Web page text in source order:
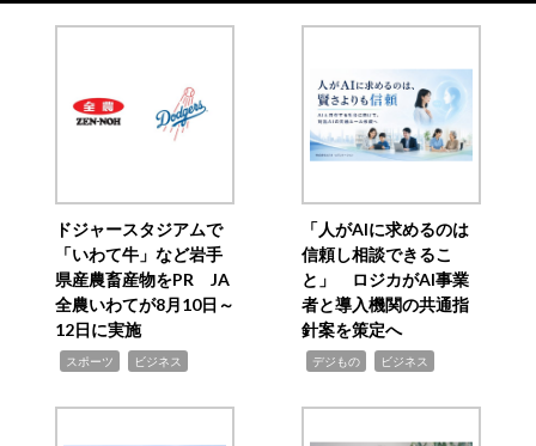
ドジャースタジアムで
「いわて牛」など岩手
県産農畜産物をPR JA
全農いわてが8月10日～
12日に実施
スポーツ ビジネス
「人がAIに求めるのは
信頼し相談できるこ
と」 ロジカがAI事業
者と導入機関の共通指
針案を策定へ
デジもの ビジネス